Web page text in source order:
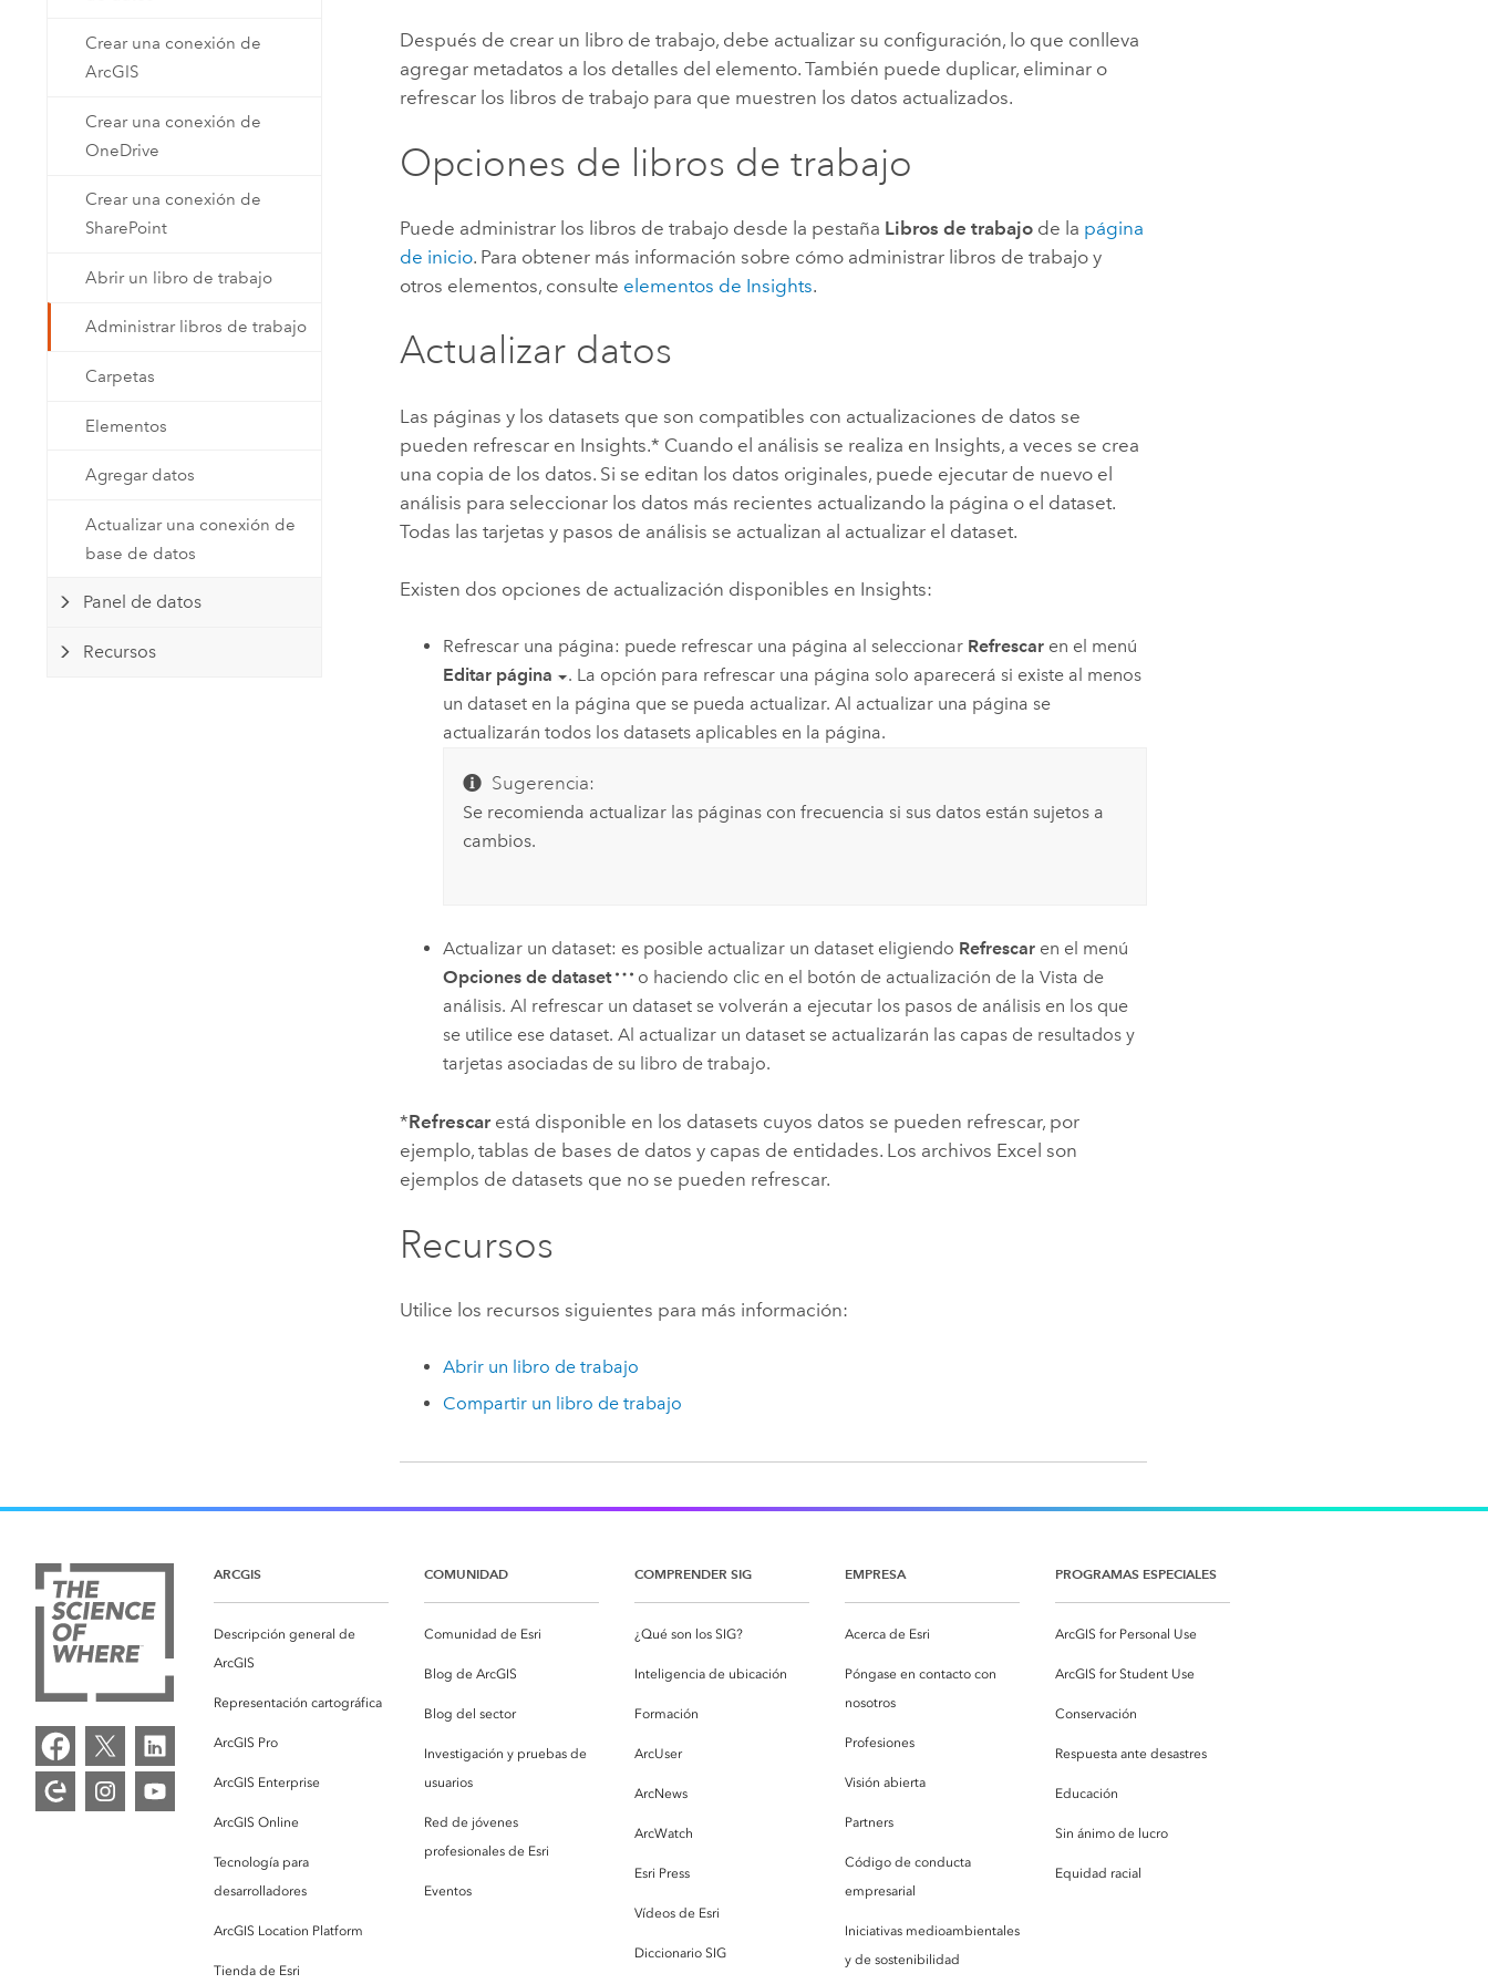
Tecnología para desarrolladores
análisis espacial
Todos los productos
Todos los sectores
Todas las historias
Crear una conexión de
ArcGIS
Crear una conexión de
OneDrive
Crear una conexión de
SharePoint
Abrir un libro de trabajo
Administrar libros de trabajo
Carpetas
Elementos
Agregar datos
Actualizar una conexión de
base de datos
Panel de datos
Recursos
Después de crear un libro de trabajo, debe actualizar su configuración, lo que conlleva
agregar metadatos a los detalles del elemento. También puede duplicar, eliminar o
refrescar los libros de trabajo para que muestren los datos actualizados.
Opciones de libros de trabajo
Puede administrar los libros de trabajo desde la pestaña Libros de trabajo de la página
de inicio. Para obtener más información sobre cómo administrar libros de trabajo y
otros elementos, consulte elementos de Insights.
Actualizar datos
Las páginas y los datasets que son compatibles con actualizaciones de datos se
pueden refrescar en Insights.* Cuando el análisis se realiza en Insights, a veces se crea
una copia de los datos. Si se editan los datos originales, puede ejecutar de nuevo el
análisis para seleccionar los datos más recientes actualizando la página o el dataset.
Todas las tarjetas y pasos de análisis se actualizan al actualizar el dataset.
Existen dos opciones de actualización disponibles en Insights:
Refrescar una página: puede refrescar una página al seleccionar Refrescaren el menú
Editar página
. La opción para refrescar una página solo aparecerá si existe al menos
un dataset en la página que se pueda actualizar. Al actualizar una página se
actualizarán todos los datasets aplicables en la página.
Sugerencia:
Se recomienda actualizar las páginas con frecuencia si sus datos están sujetos a
cambios.
Actualizar un dataset: es posible actualizar un dataset eligiendo Refrescaren el menú
Opciones de dataset
o haciendo clic en el botón de actualización de la Vista de
análisis. Al refrescar un dataset se volverán a ejecutar los pasos de análisis en los que
se utilice ese dataset. Al actualizar un dataset se actualizarán las capas de resultados y
tarjetas asociadas de su libro de trabajo.
*Refrescar está disponible en los datasets cuyos datos se pueden refrescar, por
ejemplo, tablas de bases de datos y capas de entidades. Los archivos Excel son
ejemplos de datasets que no se pueden refrescar.
Recursos
Utilice los recursos siguientes para más información:
Abrir un libro de trabajo
Compartir un libro de trabajo
ARCGIS
Descripción general de
ArcGIS
Representación cartográfica
ArcGIS Pro
ArcGIS Enterprise
ArcGIS Online
Tecnología para
desarrolladores
ArcGIS Location Platform
Tienda de Esri
COMUNIDAD
Comunidad de Esri
Blog de ArcGIS
Blog del sector
Investigación y pruebas de
usuarios
Red de jóvenes
profesionales de Esri
Eventos
COMPRENDER SIG
¿Qué son los SIG?
Inteligencia de ubicación
Formación
ArcUser
ArcNews
ArcWatch
Esri Press
Vídeos de Esri
Diccionario SIG
EMPRESA
Acerca de Esri
Póngase en contacto con
nosotros
Profesiones
Visión abierta
Partners
Código de conducta
empresarial
Iniciativas medioambientales
y de sostenibilidad
PROGRAMAS ESPECIALES
ArcGIS for Personal Use
ArcGIS for Student Use
Conservación
Respuesta ante desastres
Educación
Sin ánimo de lucro
Equidad racial